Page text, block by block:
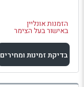
הזמנות אונליין
באישור בעל הצימר
בדיקת זמינות ומחירים
למתחם זה